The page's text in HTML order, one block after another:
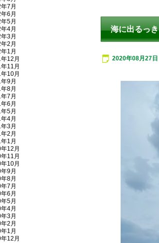
海に出るっ
2020年08月27日
7月
6月
5月
4月
3月
2月
1月
12月
11月
10月
9月
8月
7月
6月
5月
4月
3月
2月
1月
12月
11月
10月
9月
8月
7月
6月
5月
4月
3月
2月
1月
12月